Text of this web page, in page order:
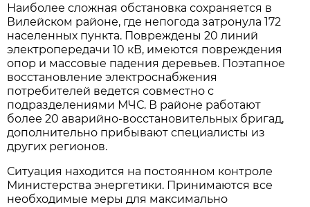
Наиболее сложная обстановка сохраняется в
Вилейском районе, где непогода затронула 172
населенных пункта. Повреждены 20 линий
электропередачи 10 кВ, имеются повреждения
опор и массовые падения деревьев. Поэтапное
восстановление электроснабжения
потребителей ведется совместно с
подразделениями МЧС. В районе работают
более 20 аварийно-восстановительных бригад,
дополнительно прибывают специалисты из
других регионов.
Ситуация находится на постоянном контроле
Министерства энергетики. Принимаются все
необходимые меры для максимально